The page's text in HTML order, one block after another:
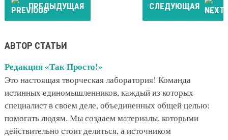
ПРЕДЫДУЩАЯ СЛЕДУЮЩАЯ
АВТОР СТАТЬИ
Редакция «Так Просто!»
Это настоящая творческая лаборатория! Команда
истинных единомышленников, каждый из которых
специалист в своем деле, объединенных общей целью:
помогать людям. Мы создаем материалы, которыми
действительно стоит делиться, а источником